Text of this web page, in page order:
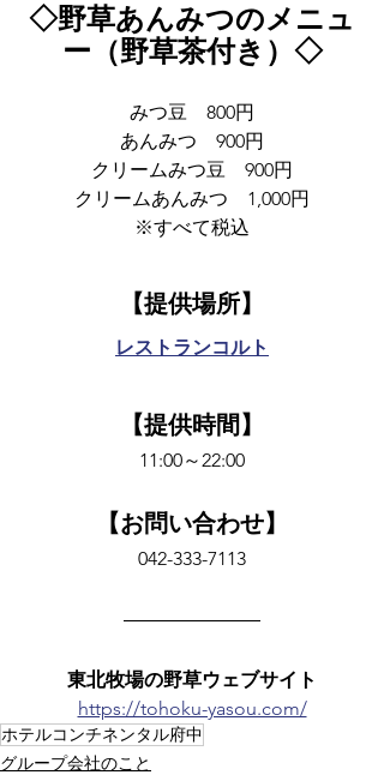
◇野草あんみつのメニュ
ー（野草茶付き）◇
みつ豆　800円
あんみつ　900円
クリームみつ豆　900円
クリームあんみつ　1,000円
※すべて税込
【提供場所】
レストランコルト
【提供時間】
11:00～22:00
【お問い合わせ】
042-333-7113
東北牧場の野草ウェブサイト
https://tohoku-yasou.com/
ホテルコンチネンタル府中
グループ会社のこと